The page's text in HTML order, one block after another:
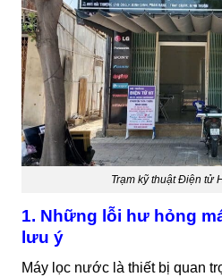
Trạm kỹ thuật Điện tử
1. Những lỗi hư hỏng
lưu ý
Máy lọc nước là thiết bị quan